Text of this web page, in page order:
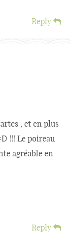
Reply
, et en plus
!!! Le poireau
agréable en
Reply